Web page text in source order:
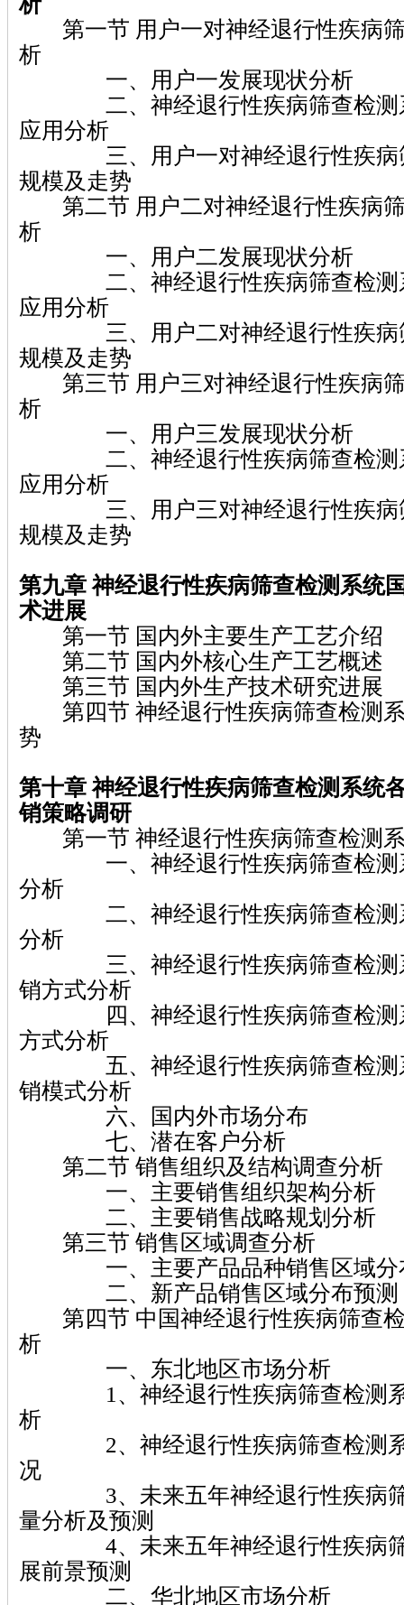
第一节 用户一对神经退行性疾病
析
一、用户一发展现状分析
二、神经退行性疾病筛查检测
应用分析
三、用户一对神经退行性疾病
规模及走势
第二节 用户二对神经退行性疾病
析
一、用户二发展现状分析
二、神经退行性疾病筛查检测
应用分析
三、用户二对神经退行性疾病
规模及走势
第三节 用户三对神经退行性疾病
析
一、用户三发展现状分析
二、神经退行性疾病筛查检测
应用分析
三、用户三对神经退行性疾病
规模及走势
第九章 神经退行性疾病筛查检测系统
术进展
第一节 国内外主要生产工艺介绍
第二节 国内外核心生产工艺概述
第三节 国内外生产技术研究进展
第四节 神经退行性疾病筛查检测
势
第十章 神经退行性疾病筛查检测系统
销策略调研
第一节 神经退行性疾病筛查检测
一、神经退行性疾病筛查检测
分析
二、神经退行性疾病筛查检测
分析
三、神经退行性疾病筛查检测
销方式分析
四、神经退行性疾病筛查检测
方式分析
五、神经退行性疾病筛查检测
销模式分析
六、国内外市场分布
七、潜在客户分析
第二节 销售组织及结构调查分析
一、主要销售组织架构分析
二、主要销售战略规划分析
第三节 销售区域调查分析
一、主要产品品种销售区域分
二、新产品销售区域分布预测
第四节 中国神经退行性疾病筛查
析
一、东北地区市场分析
1、神经退行性疾病筛查检测系
析
2、神经退行性疾病筛查检测系
况
3、未来五年神经退行性疾病筛
量分析及预测
4、未来五年神经退行性疾病筛
展前景预测
二、华北地区市场分析